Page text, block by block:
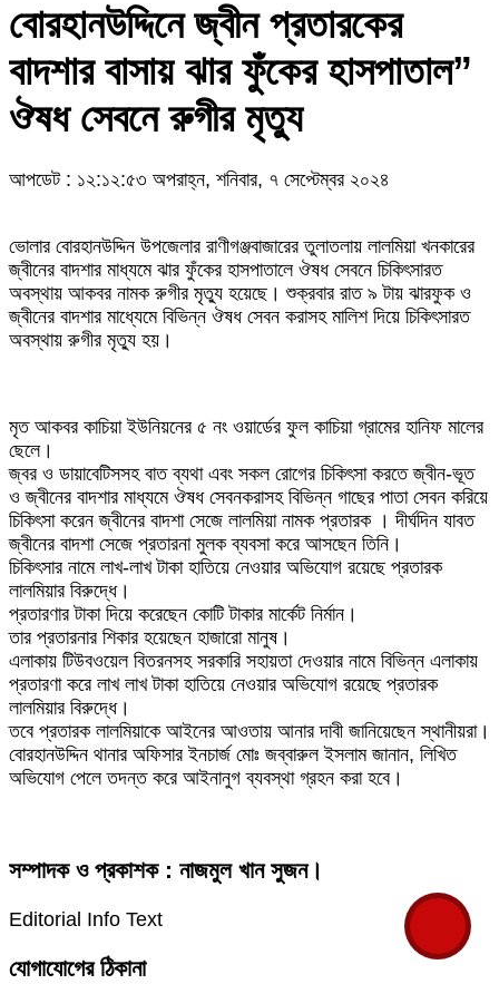
বোরহানউদ্দিনে জ্বীন প্রতারকের
বাদশার বাসায় ঝার ফুঁকের হাসপাতাল”
ঔষধ সেবনে রুগীর মৃত্যু
আপডেট : ১২:১২:৫৩ অপরাহ্ন, শনিবার, ৭ সেপ্টেম্বর ২০২৪
ভোলার বোরহানউদ্দিন উপজেলার রাণীগঞ্জবাজারের তুলাতলায় লালমিয়া খনকারের
জ্বীনের বাদশার মাধ্যমে ঝার ফুঁকের হাসপাতালে ঔষধ সেবনে চিকিৎসারত
অবস্থায় আকবর নামক রুগীর মৃত্যু হয়েছে। শুক্রবার রাত ৯ টায় ঝারফুক ও
জ্বীনের বাদশার মাধ্যেমে বিভিন্ন ঔষধ সেবন করাসহ মালিশ দিয়ে চিকিৎসারত
অবস্থায় রুগীর মৃত্যু হয়।
মৃত আকবর কাচিয়া ইউনিয়নের ৫ নং ওয়ার্ডের ফুল কাচিয়া গ্রামের হানিফ মালের
ছেলে।
জ্বর ও ডায়াবেটিসসহ বাত ব্যথা এবং সকল রোগের চিকিৎসা করতে জ্বীন-ভূত
ও জ্বীনের বাদশার মাধ্যমে ঔষধ সেবনকরাসহ বিভিন্ন গাছের পাতা সেবন করিয়ে
চিকিৎসা করেন জ্বীনের বাদশা সেজে লালমিয়া নামক প্রতারক । দীর্ঘদিন যাবত
জ্বীনের বাদশা সেজে প্রতারনা মুলক ব্যবসা করে আসছেন তিনি।
চিকিৎসার নামে লাখ-লাখ টাকা হাতিয়ে নেওয়ার অভিযোগ রয়েছে প্রতারক
লালমিয়ার বিরুদ্ধে।
প্রতারণার টাকা দিয়ে করেছেন কোটি টাকার মার্কেট নির্মান।
তার প্রতারনার শিকার হয়েছেন হাজারো মানুষ।
এলাকায় টিউবওয়েল বিতরনসহ সরকারি সহায়তা দেওয়ার নামে বিভিন্ন এলাকায়
প্রতারণা করে লাখ লাখ টাকা হাতিয়ে নেওয়ার অভিযোগ রয়েছে প্রতারক
লালমিয়ার বিরুদ্ধে।
তবে প্রতারক লালমিয়াকে আইনের আওতায় আনার দাবী জানিয়েছেন স্থানীয়রা।
বোরহানউদ্দিন থানার অফিসার ইনচার্জ মোঃ জব্বারুল ইসলাম জানান, লিখিত
অভিযোগ পেলে তদন্ত করে আইনানুগ ব্যবস্থা গ্রহন করা হবে।
সম্পাদক ও প্রকাশক : নাজমুল খান সুজন।
Editorial Info Text
যোগাযোগের ঠিকানা